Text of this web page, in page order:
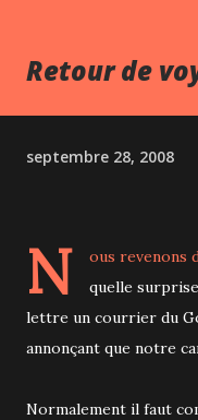
Retour de
septembre 28, 2008
N
ous revenons
quelle
lettre un courrier du
annonçant que notre
Normalement il faut